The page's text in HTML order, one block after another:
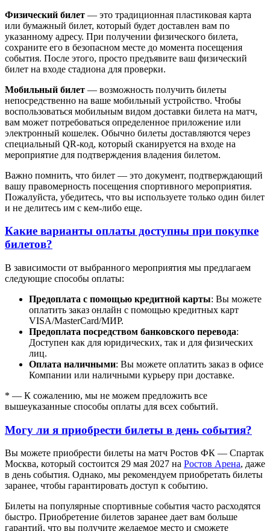
Физический билет — это традиционная пластиковая карта
или бумажный билет, который будет доставлен вам по
указанному адресу. При получении физического билета,
сохраните его в безопасном месте до момента посещения
события. После этого, просто предъявите ваш физический
билет на входе стадиона для проверки.
Мобильный билет — возможность получить билеты
непосредственно на ваше мобильный устройство. Чтобы
воспользоваться мобильным видом доставки билета на матч,
вам может потребоваться определенное приложение или
электронный кошелек. Обычно билеты доставляются через
специальный QR-код, который сканируется на входе на
мероприятие для подтверждения владения билетом.
Важно помнить, что билет — это документ, подтверждающий
вашу правомерность посещения спортивного мероприятия.
Пожалуйста, убедитесь, что вы используете только один билет
и не делитесь им с кем-либо еще.
Какие варианты оплаты доступны при покупке
билетов?
В зависимости от выбранного мероприятия мы предлагаем
следующие способы оплаты:
Предоплата с помощью кредитной карты: Вы можете
оплатить заказ онлайн с помощью кредитных карт
VISA/MasterСard/МИР.
Предоплата посредством банковского перевода:
Доступен как для юридических, так и для физических
лиц.
Оплата наличными: Вы можете оплатить заказ в офисе
Компании или наличными курьеру при доставке.
* — К сожалению, мы не можем предложить все
вышеуказанные способы оплаты для всех событий.
Могу ли я приобрести билеты в день события?
Вы можете приобрести билеты на матч Ростов ФК — Спартак
Москва, который состоится 29 мая 2027 на Ростов Арена, даже
в день события. Однако, мы рекомендуем приобретать билеты
заранее, чтобы гарантировать доступ к событию.
Билеты на популярные спортивные события часто расходятся
быстро. Приобретение билетов заранее дает вам больше
гарантий, что вы получите желаемое место и сможете